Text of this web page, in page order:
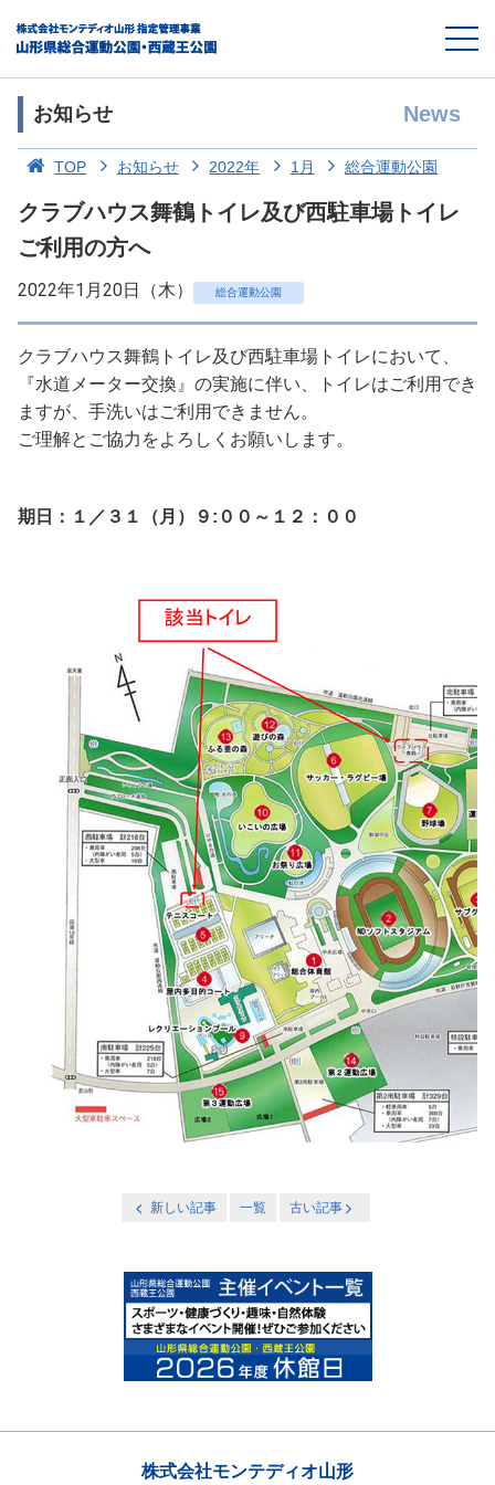
お知らせ News
TOP お知らせ 2022年 1月 総合運動公園
クラブハウス舞鶴トイレ及び西駐車場トイレ
ご利用の方へ
2022年1月20日（木） 総合運動公園
クラブハウス舞鶴トイレ及び西駐車場トイレにおいて、
『水道メーター交換』の実施に伴い、トイレはご利用でき
ますが、手洗いはご利用できません。
ご理解とご協力をよろしくお願いします。
期日：１／３１（月）９:００～１２：００
新しい記事 一覧 古い記事
株式会社モンテディオ山形